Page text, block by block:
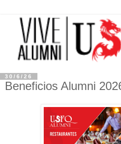
30/6/26
Beneficios Alumni